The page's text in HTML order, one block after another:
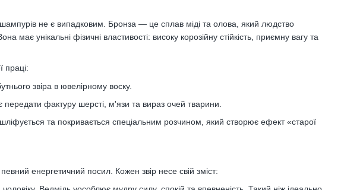
не є випадковим. Бронза — це сплав міді та олова, який людство
має унікальні фізичні властивості: високу корозійну стійкість, приємну вагу та
праці:
звіра в ювелірному воску.
фактуру шерсті, м'язи та вираз очей тварини.
та покривається спеціальним розчином, який створює ефект «старої
енергетичний посил. Кожен звір несе свій зміст: